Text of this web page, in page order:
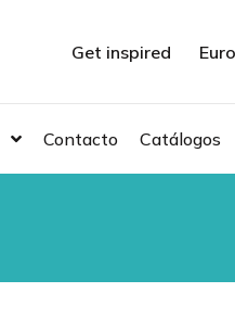
Get inspired
Contacto Catálogos